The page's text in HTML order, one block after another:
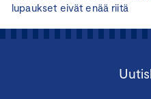
lupaukset eivät enää riitä